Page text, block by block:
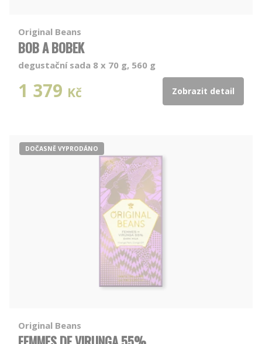
Original Beans
BOB A BOBEK
degustační sada 8 x 70 g, 560 g
1 379 Kč Zobrazit detail
DOČASNĚ VYPRODÁNO
Original Beans